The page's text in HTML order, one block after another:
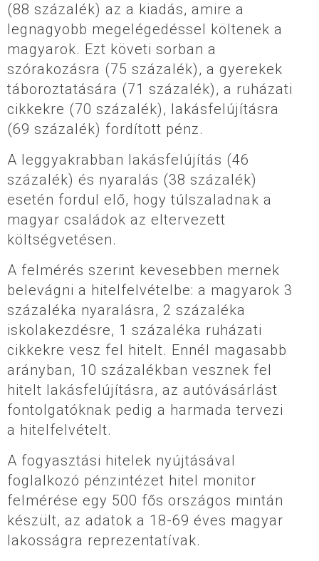
(88 százalék) az a kiadás, amire a
legnagyobb megelégedéssel költenek a
magyarok. Ezt követi sorban a
szórakozásra (75 százalék), a gyerekek
táboroztatására (71 százalék), a ruházati
cikkekre (70 százalék), lakásfelújításra
(69 százalék) fordított pénz.
A leggyakrabban lakásfelújítás (46
százalék) és nyaralás (38 százalék)
esetén fordul elő, hogy túlszaladnak a
magyar családok az eltervezett
költségvetésen.
A felmérés szerint kevesebben mernek
belevágni a hitelfelvételbe: a magyarok 3
százaléka nyaralásra, 2 százaléka
iskolakezdésre, 1 százaléka ruházati
cikkekre vesz fel hitelt. Ennél magasabb
arányban, 10 százalékban vesznek fel
hitelt lakásfelújításra, az autóvásárlást
fontolgatóknak pedig a harmada tervezi
a hitelfelvételt.
A fogyasztási hitelek nyújtásával
foglalkozó pénzintézet hitel monitor
felmérése egy 500 fős országos mintán
készült, az adatok a 18-69 éves magyar
lakosságra reprezentatívak.